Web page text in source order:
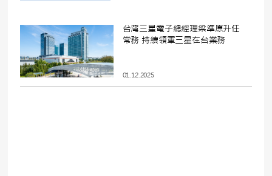
台灣三星電子總經理梁準原升任
常務 持續領軍三星在台業務
01.12.2025